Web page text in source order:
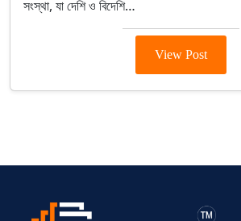
সংস্থা, যা দেশি ও বিদেশি…
View Post